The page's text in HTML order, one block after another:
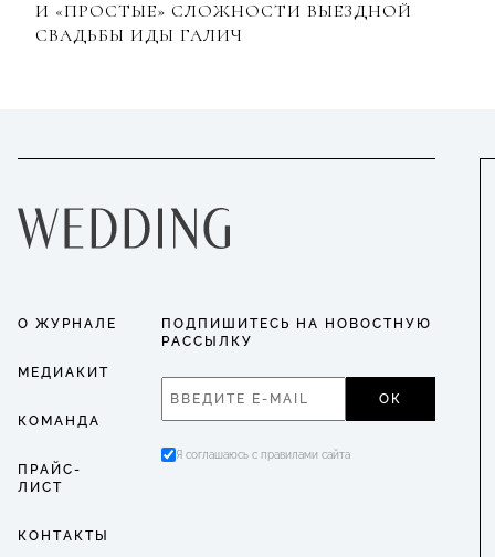
И «ПРОСТЫЕ» СЛОЖНОСТИ ВЫЕЗДНОЙ
СВАДЬБЫ ИДЫ ГАЛИЧ
О ЖУРНАЛЕ
МЕДИАКИТ
КОМАНДА
ПРАЙС-
ЛИСТ
КОНТАКТЫ
ПОДПИШИТЕСЬ НА НОВОСТНУЮ
РАССЫЛКУ
ОК
Я соглашаюсь с правилами сайта